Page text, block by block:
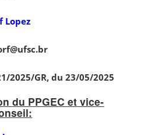
Lopez
2025/GR, du 23/05/2025
du PPGEC et vice-